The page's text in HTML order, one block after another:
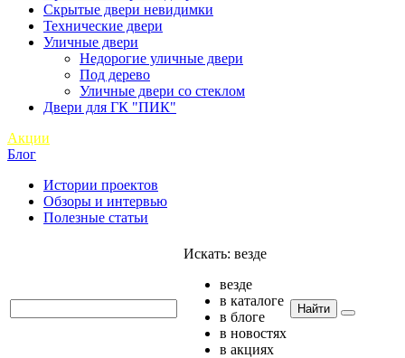
Скрытые двери невидимки
Технические двери
Уличные двери
Недорогие уличные двери
Под дерево
Уличные двери со стеклом
Двери для ГК "ПИК"
Акции
Блог
Истории проектов
Обзоры и интервью
Полезные статьи
Искать: везде
везде
в каталоге
в блоге
в новостях
в акциях
Найти